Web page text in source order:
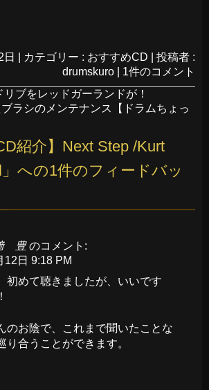
カテゴリー : おすすめCD
投稿者 :
drumskuro
1件のコメント
ブをレッドガーランドが！
ラシのメンテナンス【ドラムちょっ
紹介】Next Step /Kurt
」への1件のフィードバッ
豊 のコメント:
12日 9:18 PM
初めて聴きましたが、いいです
のお陰で、これまで聞いたことな
り合うことができます。